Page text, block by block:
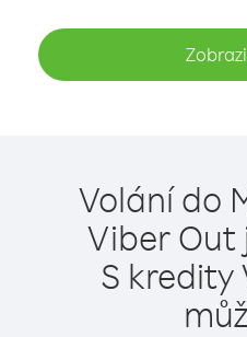
Volání do
Viber Out
S kredity